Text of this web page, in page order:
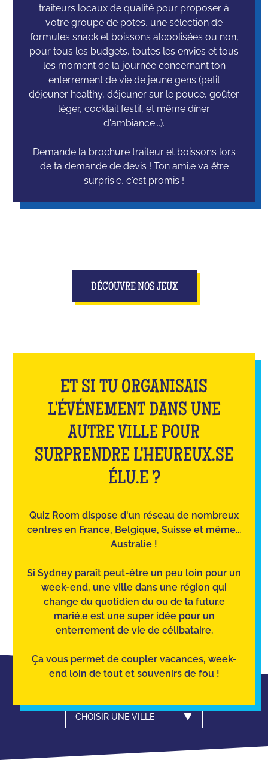
traiteurs locaux de qualité pour proposer à
votre groupe de potes, une sélection de
formules snack et boissons alcoolisées ou non,
pour tous les budgets, toutes les envies et tous
les moment de la journée concernant ton
enterrement de vie de jeune gens (petit
déjeuner healthy, déjeuner sur le pouce, goûter
léger, cocktail festif, et même dîner
d'ambiance...).
Demande la brochure traiteur et boissons lors
de ta demande de devis ! Ton ami.e va être
surpris.e, c'est promis !
DÉCOUVRE NOS JEUX
ET SI TU ORGANISAIS
L'ÉVÉNEMENT DANS UNE
AUTRE VILLE POUR
SURPRENDRE L'HEUREUX.SE
ÉLU.E ?
Quiz Room dispose d'un réseau de nombreux
centres en France, Belgique, Suisse et même...
Australie !
Si Sydney paraît peut-être un peu loin pour un
week-end, une ville dans une région qui
change du quotidien du ou de la futur.e
marié.e est une super idée pour un
enterrement de vie de célibataire.
Ça vous permet de coupler vacances, week-
end loin de tout et souvenirs de fou !
CHOISIR UNE VILLE